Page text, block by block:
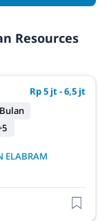
Resources
Rp 5 jt - 6,5 jt
ELABRAM